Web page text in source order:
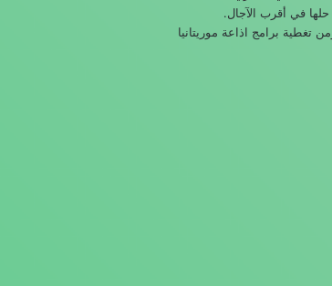
حلها في أقرب الآجال.
تغطية برامج اذاعة موريتانيا